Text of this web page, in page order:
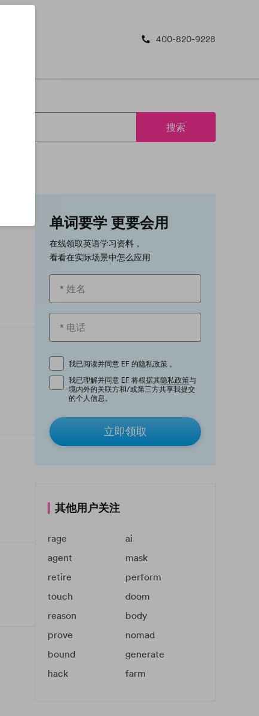
400-820-9228
搜索
单词要学 更要会用
在线领取英语学习资料，
看看在实际场景中怎么应用
我已阅读并同意 EF 的隐私政策 。
我已理解并同意 EF 将根据其隐私政策与
境内外的关联方和/或第三方共享我提交
的个人信息。
立即领取
其他用户关注
rage
ai
agent
mask
retire
perform
touch
doom
reason
body
prove
nomad
bound
generate
hack
farm